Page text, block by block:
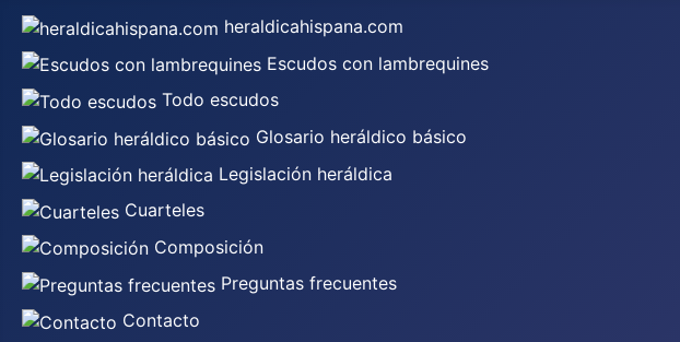
heraldicahispana.com
Escudos con lambrequines
Todo escudos
Glosario heráldico básico
Legislación heráldica
Cuarteles
Composición
Preguntas frecuentes
Contacto